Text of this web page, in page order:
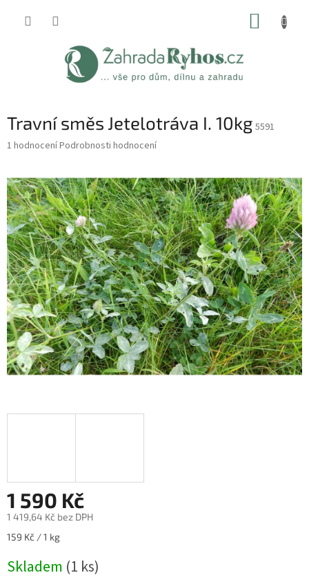
Travní směs Jetelotráva I. 10kg 5591
Průměrné
je
5,0
z
5
hvězdiček.
1 hodnoceníPodrobnosti hodnocení
1 590 Kč
1 419,64 Kč bez DPH
Měrná
159 Kč / 1 kg
Skladem (1 ks)